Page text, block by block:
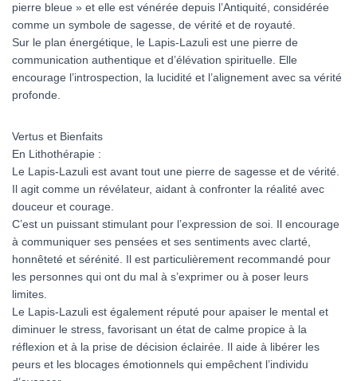
pierre bleue » et elle est vénérée depuis l’Antiquité, considérée
comme un symbole de sagesse, de vérité et de royauté.
Sur le plan énergétique, le Lapis-Lazuli est une pierre de
communication authentique et d’élévation spirituelle. Elle
encourage l’introspection, la lucidité et l’alignement avec sa vérité
profonde.
Vertus et Bienfaits
En Lithothérapie :
Le Lapis-Lazuli est avant tout une pierre de sagesse et de vérité.
Il agit comme un révélateur, aidant à confronter la réalité avec
douceur et courage.
C’est un puissant stimulant pour l’expression de soi. Il encourage
à communiquer ses pensées et ses sentiments avec clarté,
honnêteté et sérénité. Il est particulièrement recommandé pour
les personnes qui ont du mal à s’exprimer ou à poser leurs
limites.
Le Lapis-Lazuli est également réputé pour apaiser le mental et
diminuer le stress, favorisant un état de calme propice à la
réflexion et à la prise de décision éclairée. Il aide à libérer les
peurs et les blocages émotionnels qui empêchent l’individu